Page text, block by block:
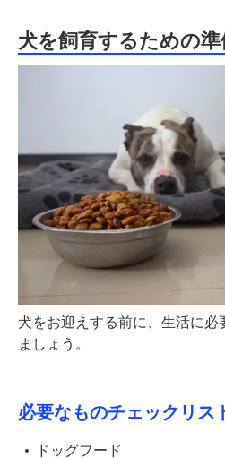
犬を飼育するための準
犬をお迎えする前に、生活に必
ましょう。
必要なものチェックリス
ドッグフード